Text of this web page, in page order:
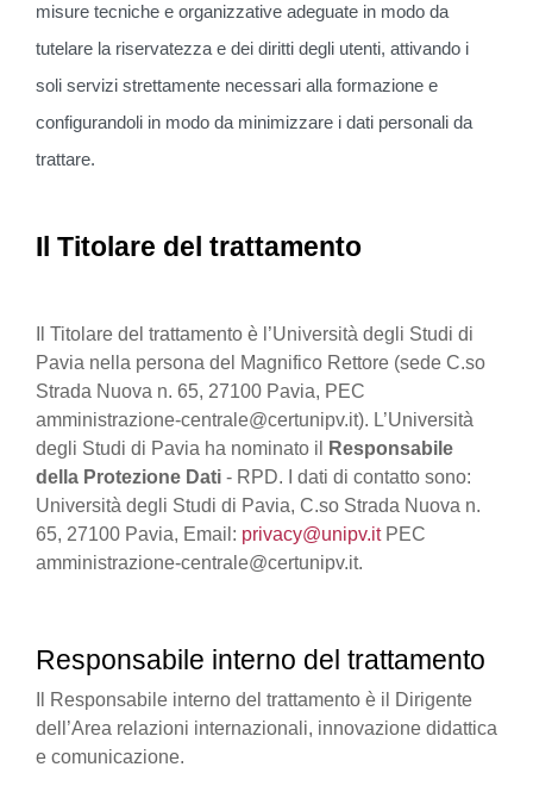
misure tecniche e organizzative adeguate in modo da
tutelare la riservatezza e dei diritti degli utenti, attivando i
soli servizi strettamente necessari alla formazione e
configurandoli in modo da minimizzare i dati personali da
trattare.
Il Titolare del trattamento
Il Titolare del trattamento è l’Università degli Studi di
Pavia nella persona del Magnifico Rettore (sede C.so
Strada Nuova n. 65, 27100 Pavia, PEC
amministrazione-centrale@certunipv.it). L’Università
degli Studi di Pavia ha nominato il
Responsabile
della Protezione Dati - RPD. I dati di contatto sono:
Università degli Studi di Pavia, C.so Strada Nuova n.
65, 27100 Pavia, Email: privacy@unipv.itPEC
amministrazione-centrale@certunipv.it.
Responsabile interno del trattamento
Il Responsabile interno del trattamento è il Dirigente
dell’Area relazioni internazionali, innovazione didattica
e comunicazione.